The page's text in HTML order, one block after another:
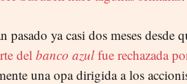
pasado ya casi dos meses desde
del banco azulfue rechazada
una opa dirigida a los